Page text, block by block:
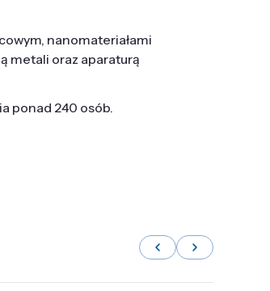
nanomateriałami
metali oraz aparaturą
ponad 240 osób.